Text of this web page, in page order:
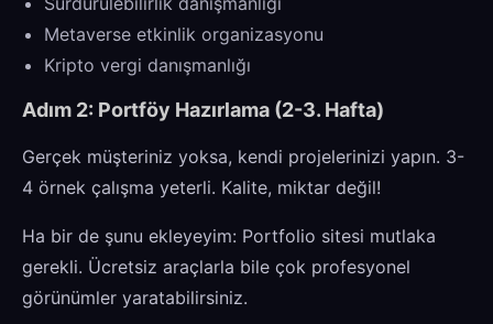
Metaverse etkinlik organizasyonu
Kripto vergi danışmanlığı
Adım 2: Portföy Hazırlama (2-3. Hafta)
Gerçek müşteriniz yoksa, kendi projelerinizi yapın. 3-
4 örnek çalışma yeterli. Kalite, miktar değil!
Ha bir de şunu ekleyeyim: Portfolio sitesi mutlaka
gerekli. Ücretsiz araçlarla bile çok profesyonel
görünümler yaratabilirsiniz.